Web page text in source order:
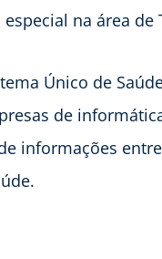
na área
Único de
de
informações